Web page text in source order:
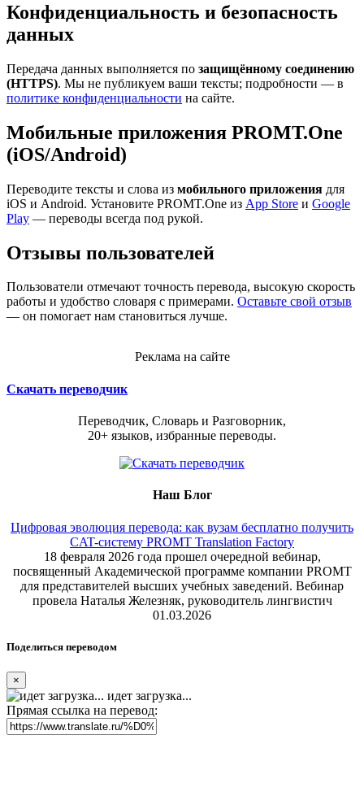
Конфиденциальность и безопасность
данных
Передача данных выполняется по защищённому соединению
(HTTPS). Мы не публикуем ваши тексты; подробности — в
политике конфиденциальности на сайте.
Мобильные приложения PROMT.One
(iOS/Android)
Переводите тексты и слова из мобильного приложения для
iOS и Android. Установите PROMT.One из App Store и Google
Play — переводы всегда под рукой.
Отзывы пользователей
Пользователи отмечают точность перевода, высокую скорость
работы и удобство словаря с примерами. Оставьте свой отзыв
— он помогает нам становиться лучше.
Реклама на сайте
Скачать переводчик
Переводчик, Словарь и Разговорник,
20+ языков, избранные переводы.
Наш Блог
Цифровая эволюция перевода: как вузам бесплатно получить
CAT-систему PROMT Translation Factory
18 февраля 2026 года прошел очередной вебинар,
посвященный Академической программе компании PROMT
для представителей высших учебных заведений. Вебинар
провела Наталья Железняк, руководитель лингвистич
01.03.2026
Поделиться переводом
×
идет загрузка...
Прямая ссылка на перевод: